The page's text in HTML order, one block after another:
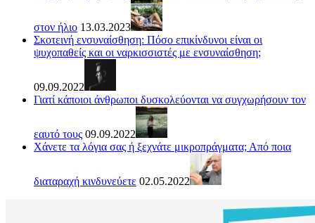
στον ήλιο 13.03.2023
Σκοτεινή ενσυναίσθηση: Πόσο επικίνδυνοι είναι οι
ψυχοπαθείς και οι ναρκισσιστές με ενσυναίσθηση;
09.09.2022
Γιατί κάποιοι άνθρωποι δυσκολεύονται να συγχωρήσουν τον
εαυτό τους 09.09.2022
Χάνετε τα λόγια σας ή ξεχνάτε μικροπράγματα; Από ποια
διαταραχή κινδυνεύετε 02.05.2022